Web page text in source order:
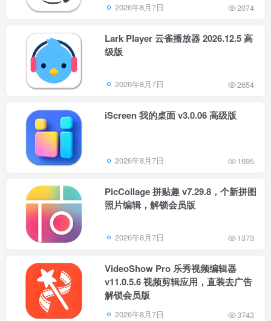
2026年8月7日 2074
Lark Player 云雀播放器 2026.12.5 高
级版
2026年8月7日 2654
iScreen 我的桌面 v3.0.06 高级版
2026年8月7日 1695
PicCollage 拼贴趣 v7.29.8，个新拼图
照片编辑，解锁会员版
2026年8月7日 1373
VideoShow Pro 乐秀视频编辑器
v11.0.5.6 视频剪辑应用，直装去广告
解锁会员版
2026年8月7日 3743